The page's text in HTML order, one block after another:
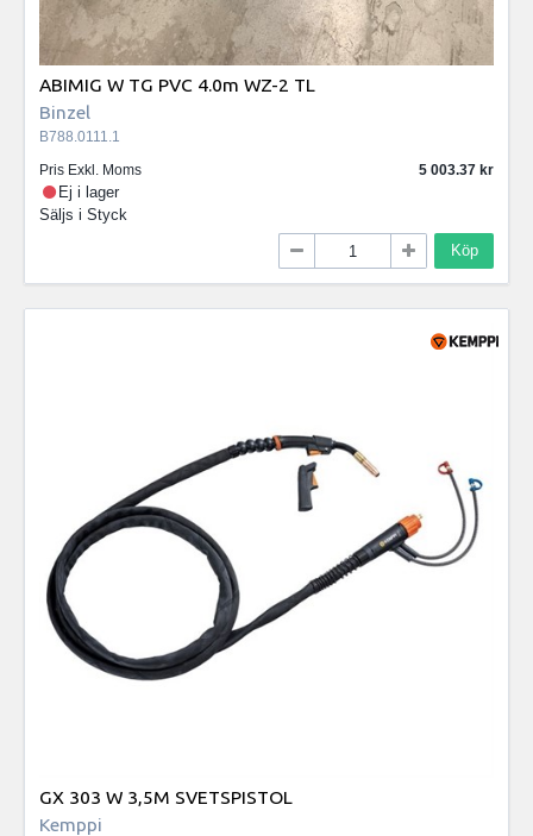
ABIMIG W TG PVC 4.0m WZ-2 TL
Binzel
B788.0111.1
Pris Exkl. Moms
5 003.37
Ej i lager
Säljs i Styck
Köp
GX 303 W 3,5M SVETSPISTOL
Kemppi